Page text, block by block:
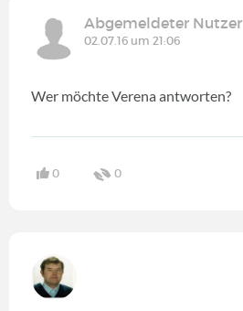
Abgemeldeter Nutzer
02.07.16 um 21:06
Wer möchte Verena antworten?
0 0